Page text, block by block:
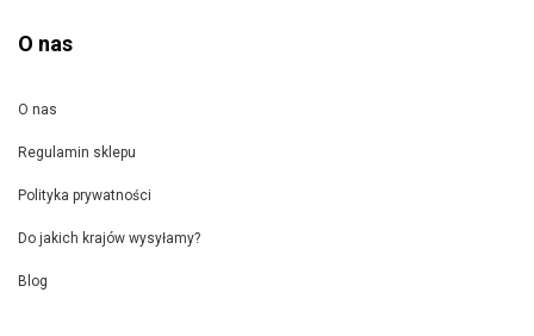
O nas
O nas
Regulamin sklepu
Polityka prywatności
Do jakich krajów wysyłamy?
Blog